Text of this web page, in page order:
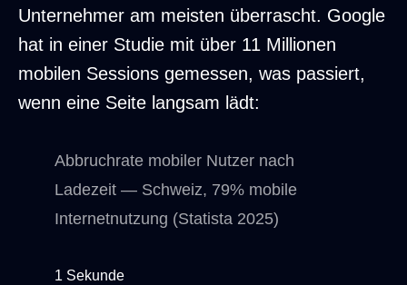
Unternehmer am meisten überrascht. Google
hat in einer Studie mit über 11 Millionen
mobilen Sessions gemessen, was passiert,
wenn eine Seite langsam lädt:
Abbruchrate mobiler Nutzer nach
Ladezeit — Schweiz, 79% mobile
Internetnutzung (Statista 2025)
1 Sekunde